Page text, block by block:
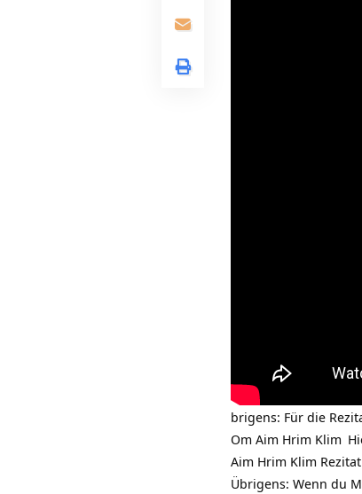
brigens: Für die
Om Aim Hrim Klim
Aim Hrim Klim
Übrigens: Wenn du